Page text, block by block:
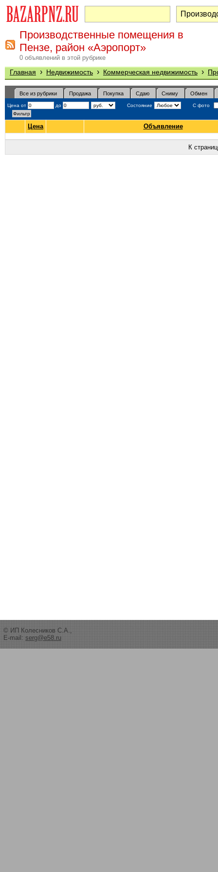
Производственные помещения в
Пензе, район «Аэропорт»
0 объявлений в этой рубрике
Главная › Недвижимость › Коммерческая недвижимость ›
Все из рубрики Продажа Покупка Сдаю Сниму Обмен
Цена от до Состояние С фото
Цена Объявление
К
© ИП Колесников С.А.,
E-mail: serg@e58.ru